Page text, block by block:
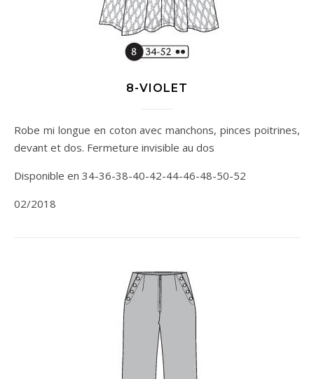
8-VIOLET
Robe mi longue en coton avec manchons, pinces poitrines,
devant et dos. Fermeture invisible au dos
Disponible en 34-36-38-40-42-44-46-48-50-52
02/2018